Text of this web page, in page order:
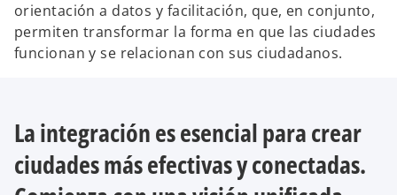
orientación a datos y facilitación, que, en conjunto,
permiten transformar la forma en que las ciudades
funcionan y se relacionan con sus ciudadanos.
La integración es esencial para crear
ciudades más efectivas y conectadas.